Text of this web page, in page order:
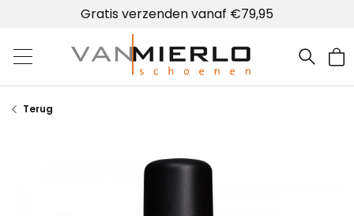
Gratis verzenden vanaf €79,95
Home | Van Mierlo schoenen
Terug